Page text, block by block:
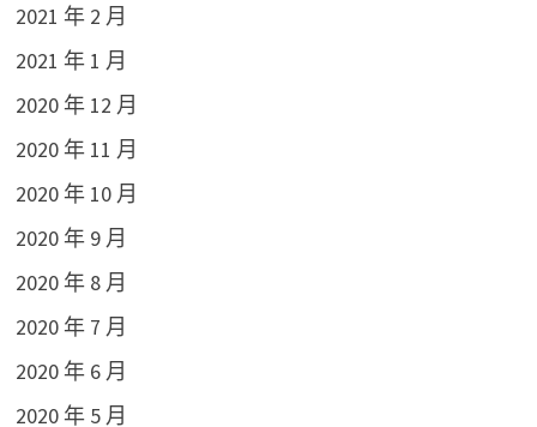
2021 年 2 月
2021 年 1 月
2020 年 12 月
2020 年 11 月
2020 年 10 月
2020 年 9 月
2020 年 8 月
2020 年 7 月
2020 年 6 月
2020 年 5 月